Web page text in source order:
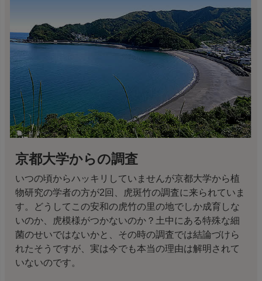
京都大学からの調査
いつの頃からハッキリしていませんが京都大学から植
物研究の学者の方が2回、虎斑竹の調査に来られていま
す。どうしてこの安和の虎竹の里の地でしか成育しな
いのか、虎模様がつかないのか？土中にある特殊な細
菌のせいではないかと、その時の調査では結論づけら
れたそうですが、実は今でも本当の理由は解明されて
いないのです。